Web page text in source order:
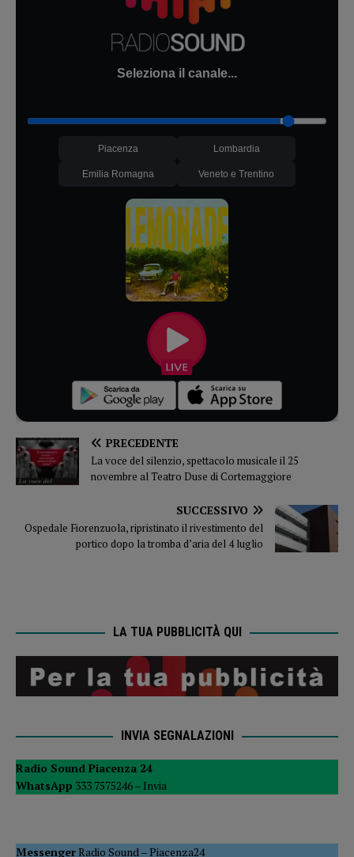
Seleziona il canale...
Piacenza Lombardia
Emilia Romagna Veneto e Trentino
PRECEDENTE
La voce del silenzio, spettacolo musicale il 25
novembre al Teatro Duse di Cortemaggiore
SUCCESSIVO
Ospedale Fiorenzuola, ripristinato il rivestimento del
portico dopo la tromba d’aria del 4 luglio
LA TUA PUBBLICITÀ QUI
INVIA SEGNALAZIONI
Radio Sound Piacenza 24
WhatsApp 333 7575246 – Invia
MessengerRadio Sound–Piacenza24